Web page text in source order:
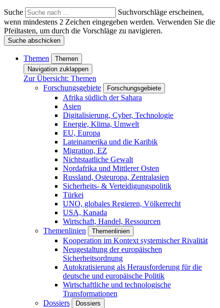
Suche
Suchvorschläge erscheinen,
wenn mindestens 2 Zeichen eingegeben werden. Verwenden Sie die
Pfeiltasten, um durch die Vorschläge zu navigieren.
Suche abschicken
Themen
Themen
Navigation zuklappen
Zur Übersicht: Themen
Forschungsgebiete
Forschungsgebiete
Afrika südlich der Sahara
Asien
Digitalisierung, Cyber, Technologie
Energie, Klima, Umwelt
EU, Europa
Lateinamerika und die Karibik
Migration, EZ
Nichtstaatliche Gewalt
Nordafrika und Mittlerer Osten
Russland, Osteuropa, Zentralasien
Sicherheits- & Verteidigungspolitik
Türkei
UNO, globales Regieren, Völkerrecht
USA, Kanada
Wirtschaft, Handel, Ressourcen
Themenlinien
Themenlinien
Kooperation im Kontext systemischer Rivalität
Neugestaltung der europäischen
Sicherheitsordnung
Autokratisierung als Herausforderung für die
deutsche und europäische Politik
Wirtschaftliche und technologische
Transformationen
Dossiers
Dossiers